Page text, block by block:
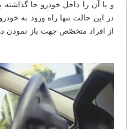
و یا آن را داخل خودرو جا
در این حالت تنها راه ورود به
از افراد متخصّص جهت باز نمودن